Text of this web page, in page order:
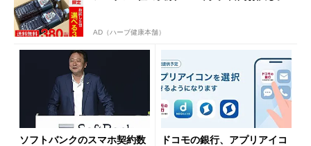
AD（ハーブ健康本舗）
ソフトバンクのスマホ契約数
ドコモの銀行、アプリアイコ